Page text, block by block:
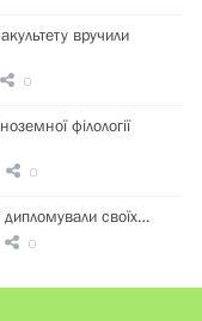
вручили
0
філології
0
дипломували своїх…
0